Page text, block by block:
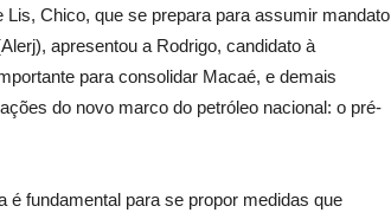
Chico, que se prepara para assumir mandato
apresentou a Rodrigo, candidato à
para consolidar Macaé, e demais
do novo marco do petróleo nacional: o pré-
é fundamental para se propor medidas que